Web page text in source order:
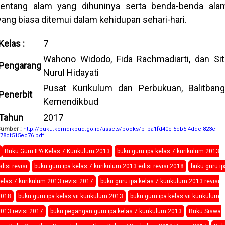
alam yang dihuninya serta benda-benda
biasa ditemui dalam kehidupan sehari-hari.
: 7
Wahono Widodo, Fida Rachmadiarti, dan
Nurul Hidayati
Pusat Kurikulum dan Perbukuan,
Kemendikbud
2017
: http://buku.kemdikbud.go.id/assets/books/b_ba1fd40e-5cb5-4dde-823e-
Buku Guru IPA Kelas 7 Kurikulum 2013 buku guru ipa kelas 7 kurikulum 2013
revisi buku guru ipa kelas 7 kurikulum 2013 edisi revisi 2018 buku guru
7 kurikulum 2013 revisi 2017 buku guru ipa kelas 7 kurikulum 2013 revisi
buku guru ipa kelas vii kurikulum 2013 buku guru ipa kelas vii kurikulum
revisi 2017 buku pegangan guru ipa kelas 7 kurikulum 2013 Buku Siswa